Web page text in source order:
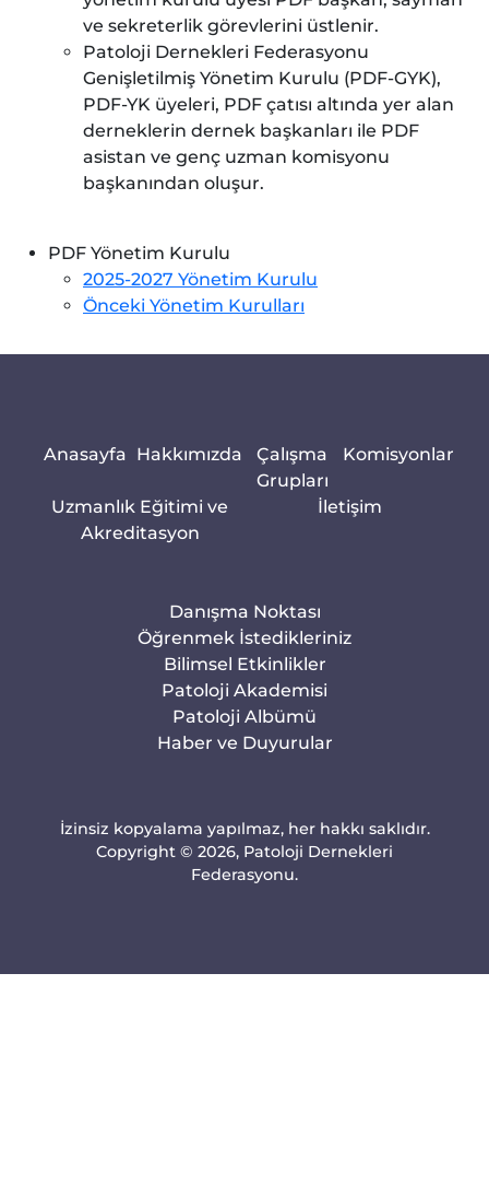
ve sekreterlik görevlerini üstlenir.
Patoloji Dernekleri Federasyonu
Genişletilmiş Yönetim Kurulu (PDF-GYK),
PDF-YK üyeleri, PDF çatısı altında yer alan
derneklerin dernek başkanları ile PDF
asistan ve genç uzman komisyonu
başkanından oluşur.
PDF Yönetim Kurulu
2025-2027 Yönetim Kurulu
Önceki Yönetim Kurulları
Anasayfa Hakkımızda
Çalışma
Grupları
Komisyonlar
Uzmanlık Eğitimi ve
Akreditasyon
İletişim
Danışma Noktası
Öğrenmek İstedikleriniz
Bilimsel Etkinlikler
Patoloji Akademisi
Patoloji Albümü
Haber ve Duyurular
İzinsiz kopyalama yapılmaz, her hakkı saklıdır.
Copyright © 2026, Patoloji Dernekleri
Federasyonu.